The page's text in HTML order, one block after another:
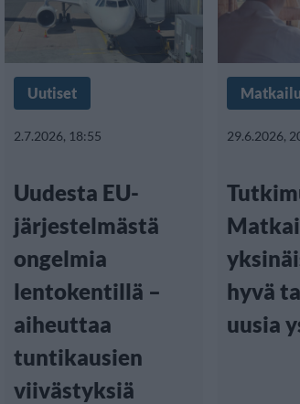
Uutiset
2.7.2026, 18:55
Uudesta EU-
järjestelmästä
ongelmia
lentokentillä –
aiheuttaa
tuntikausien
viivästyksiä
Matkailu
29.6.2026,
hyvä
uusia